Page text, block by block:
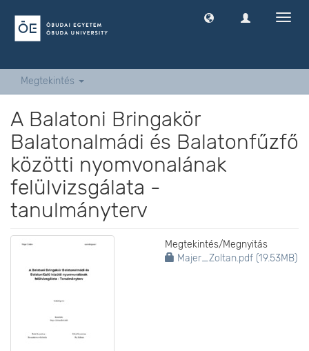
Megtekintés
A Balatoni Bringakör
Balatonalmádi és Balatonfűzfő
közötti nyomvonalának
felülvizsgálata -
tanulmányterv
Megtekintés/Megnyitás
Majer_Zoltan.pdf (19.53MB)